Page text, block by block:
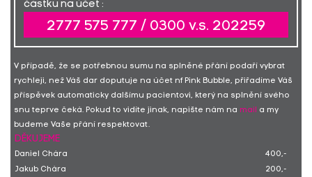
částku na účet :
2777 575 777 / 0300 v.s. 202259
V případě, že se potřebnou sumu na splněné přání podaří vybrat
rychleji, než Váš dar doputuje na účet nf Pink Bubble, přiřadíme Váš
příspěvek automaticky dalšímu pacientovi, který na splnění svého
snu teprve čeká. Pokud to vidíte jinak, napište nám na mail
a my
budeme Vaše přání respektovat.
DĚKUJEME
Daniel Chára
400,-
Jakub Chára
200,-